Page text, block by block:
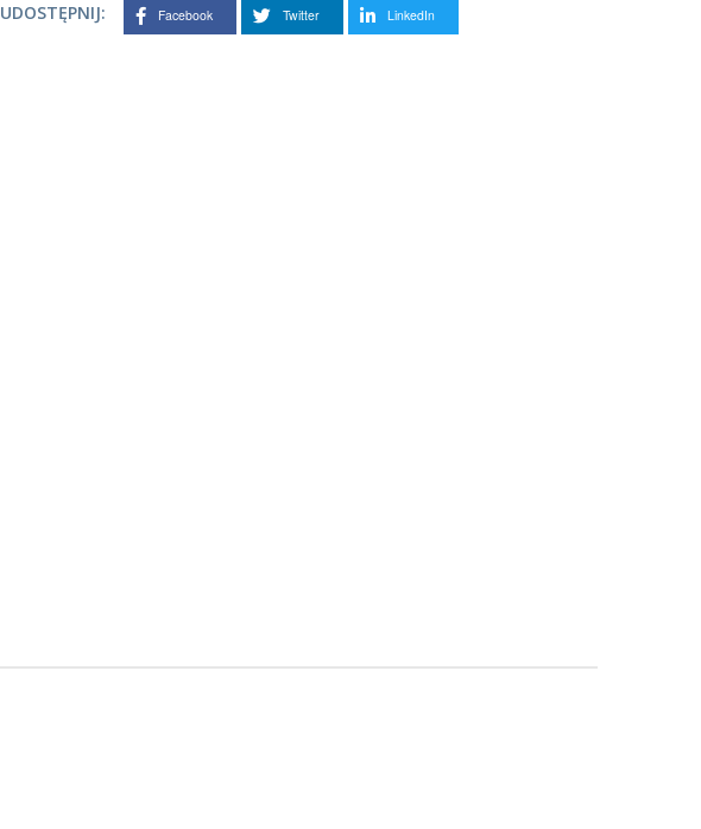
UDOSTĘPNIJ: Facebook Twitter LinkedIn